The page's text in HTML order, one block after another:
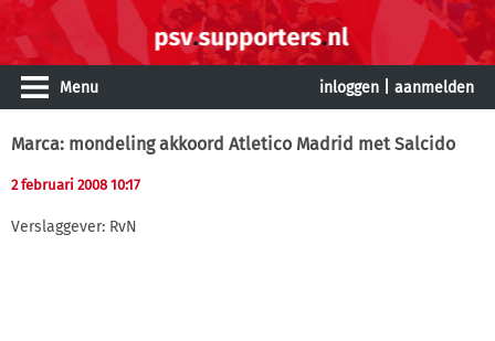
Menu inloggen aanmelden
Marca: mondeling akkoord Atletico Madrid met Salcido
2 februari 2008 10:17
Verslaggever: RvN